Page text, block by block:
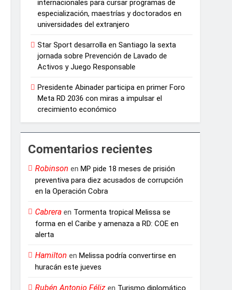
internacionales para cursar programas de
especialización, maestrías y doctorados en
universidades del extranjero
Star Sport desarrolla en Santiago la sexta
jornada sobre Prevención de Lavado de
Activos y Juego Responsable
Presidente Abinader participa en primer Foro
Meta RD 2036 con miras a impulsar el
crecimiento económico
Comentarios recientes
Robinson enMP pide 18 meses de prisión
preventiva para diez acusados de corrupción
en la Operación Cobra
Cabrera en Tormenta tropical Melissa se
forma en el Caribe y amenaza a RD: COE en
alerta
Hamilton enMelissa podría convertirse en
huracán este jueves
Rubén Antonio Féliz en Turismo diplomático